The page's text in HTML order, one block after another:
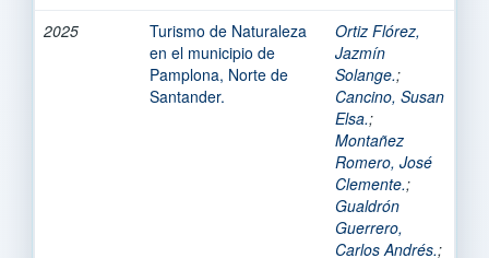
2025
Turismo de Naturaleza
en el municipio de
Pamplona, Norte de
Santander.
Ortiz Flórez,
Jazmín
Solange.;
Cancino, Susan
Elsa.;
Montañez
Romero, José
Clemente.;
Gualdrón
Guerrero,
Carlos Andrés.;